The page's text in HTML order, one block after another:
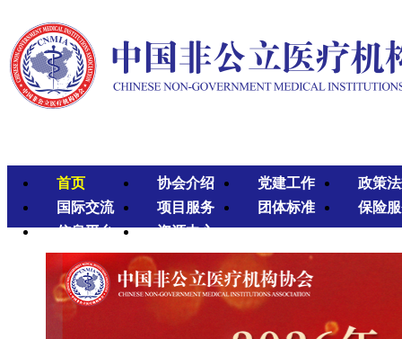
首页 协会介绍 党建工作
政策
国际交流
项目服务 团体标准
保险
信息平台
资源中心